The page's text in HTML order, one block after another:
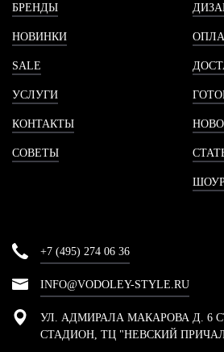
БРЕНДЫ
НОВИНКИ
SALE
УСЛУГИ
КОНТАКТЫ
СОВЕТЫ
+7 (495) 274 06 36
INFO@VODOLEY-STYLE.RU
УЛ. АДМИРАЛА МАКАРОВА Д. 6
СТАДИОН, ТЦ "НЕВСКИЙ